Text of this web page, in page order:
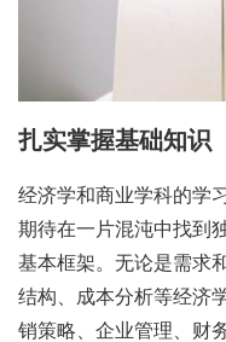
扎实掌握基础知识
经济学和商业学科的学
期待在一片混沌中找到
基本框架。无论是需求
结构、成本分析等经济
销策略、企业管理、财